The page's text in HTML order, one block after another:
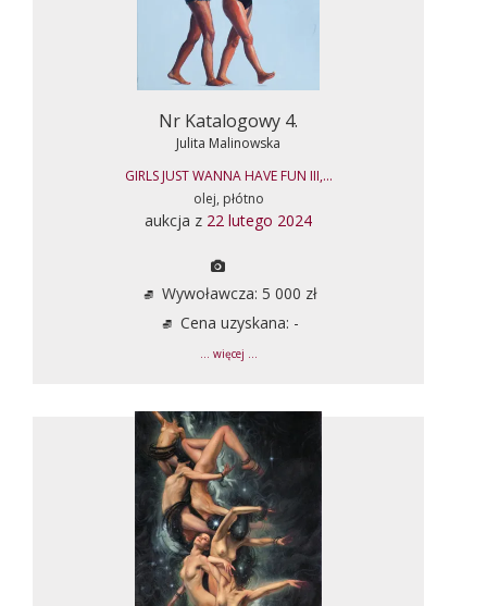
Nr Katalogowy 4.
Julita Malinowska
GIRLS JUST WANNA HAVE FUN III,...
olej, płótno
aukcja z 22 lutego 2024
Wywoławcza: 5 000 zł
Cena uzyskana: -
... więcej ...